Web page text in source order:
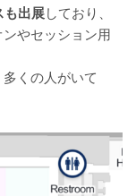
も出展しており、
やセッション用
くの人がいて